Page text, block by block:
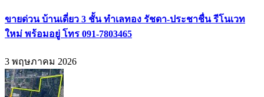
ขายด่วน บ้านเดี่ยว 3 ชั้น ทำเลทอง รัชดา-ประชาชื่น รีโนเวท
ใหม่ พร้อมอยู่ โทร 091-7803465
3 พฤษภาคม 2026